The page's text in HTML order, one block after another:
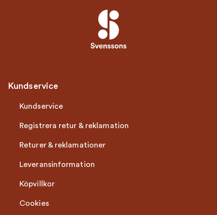
Kundservice
Kundservice
Registrera retur & reklamation
Returer & reklamationer
Leveransinformation
Köpvillkor
Cookies